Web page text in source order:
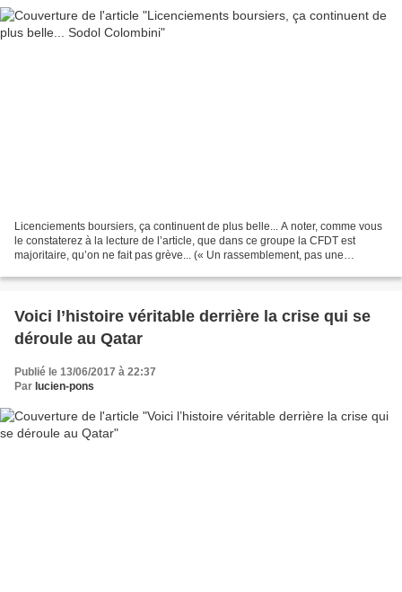
Licenciements boursiers, ça continuent de plus belle... A noter, comme vous
le constaterez à la lecture de l’article, que dans ce groupe la CFDT est
majoritaire, qu’on ne fait pas grève... (« Un rassemblement, pas une
Voici l’histoire véritable derrière la crise qui se
déroule au Qatar
Publié le 13/06/2017 à 22:37
Par lucien-pons